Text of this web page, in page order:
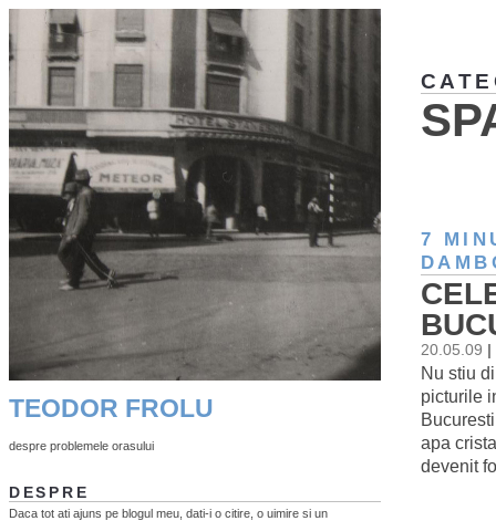
7
20.05.09
Nu stiu
picturile
apa
devenit
TEODOR FROLU
despre problemele orasului
DESPRE
Daca tot ati ajuns pe blogul meu, dati-i o citire, o uimire si un